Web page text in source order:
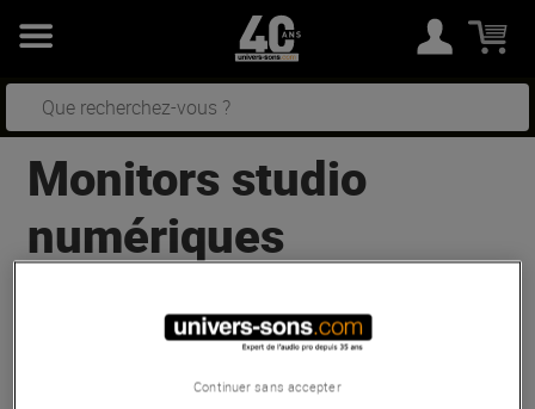
Monitors studio
numériques
Continuer sans accepter